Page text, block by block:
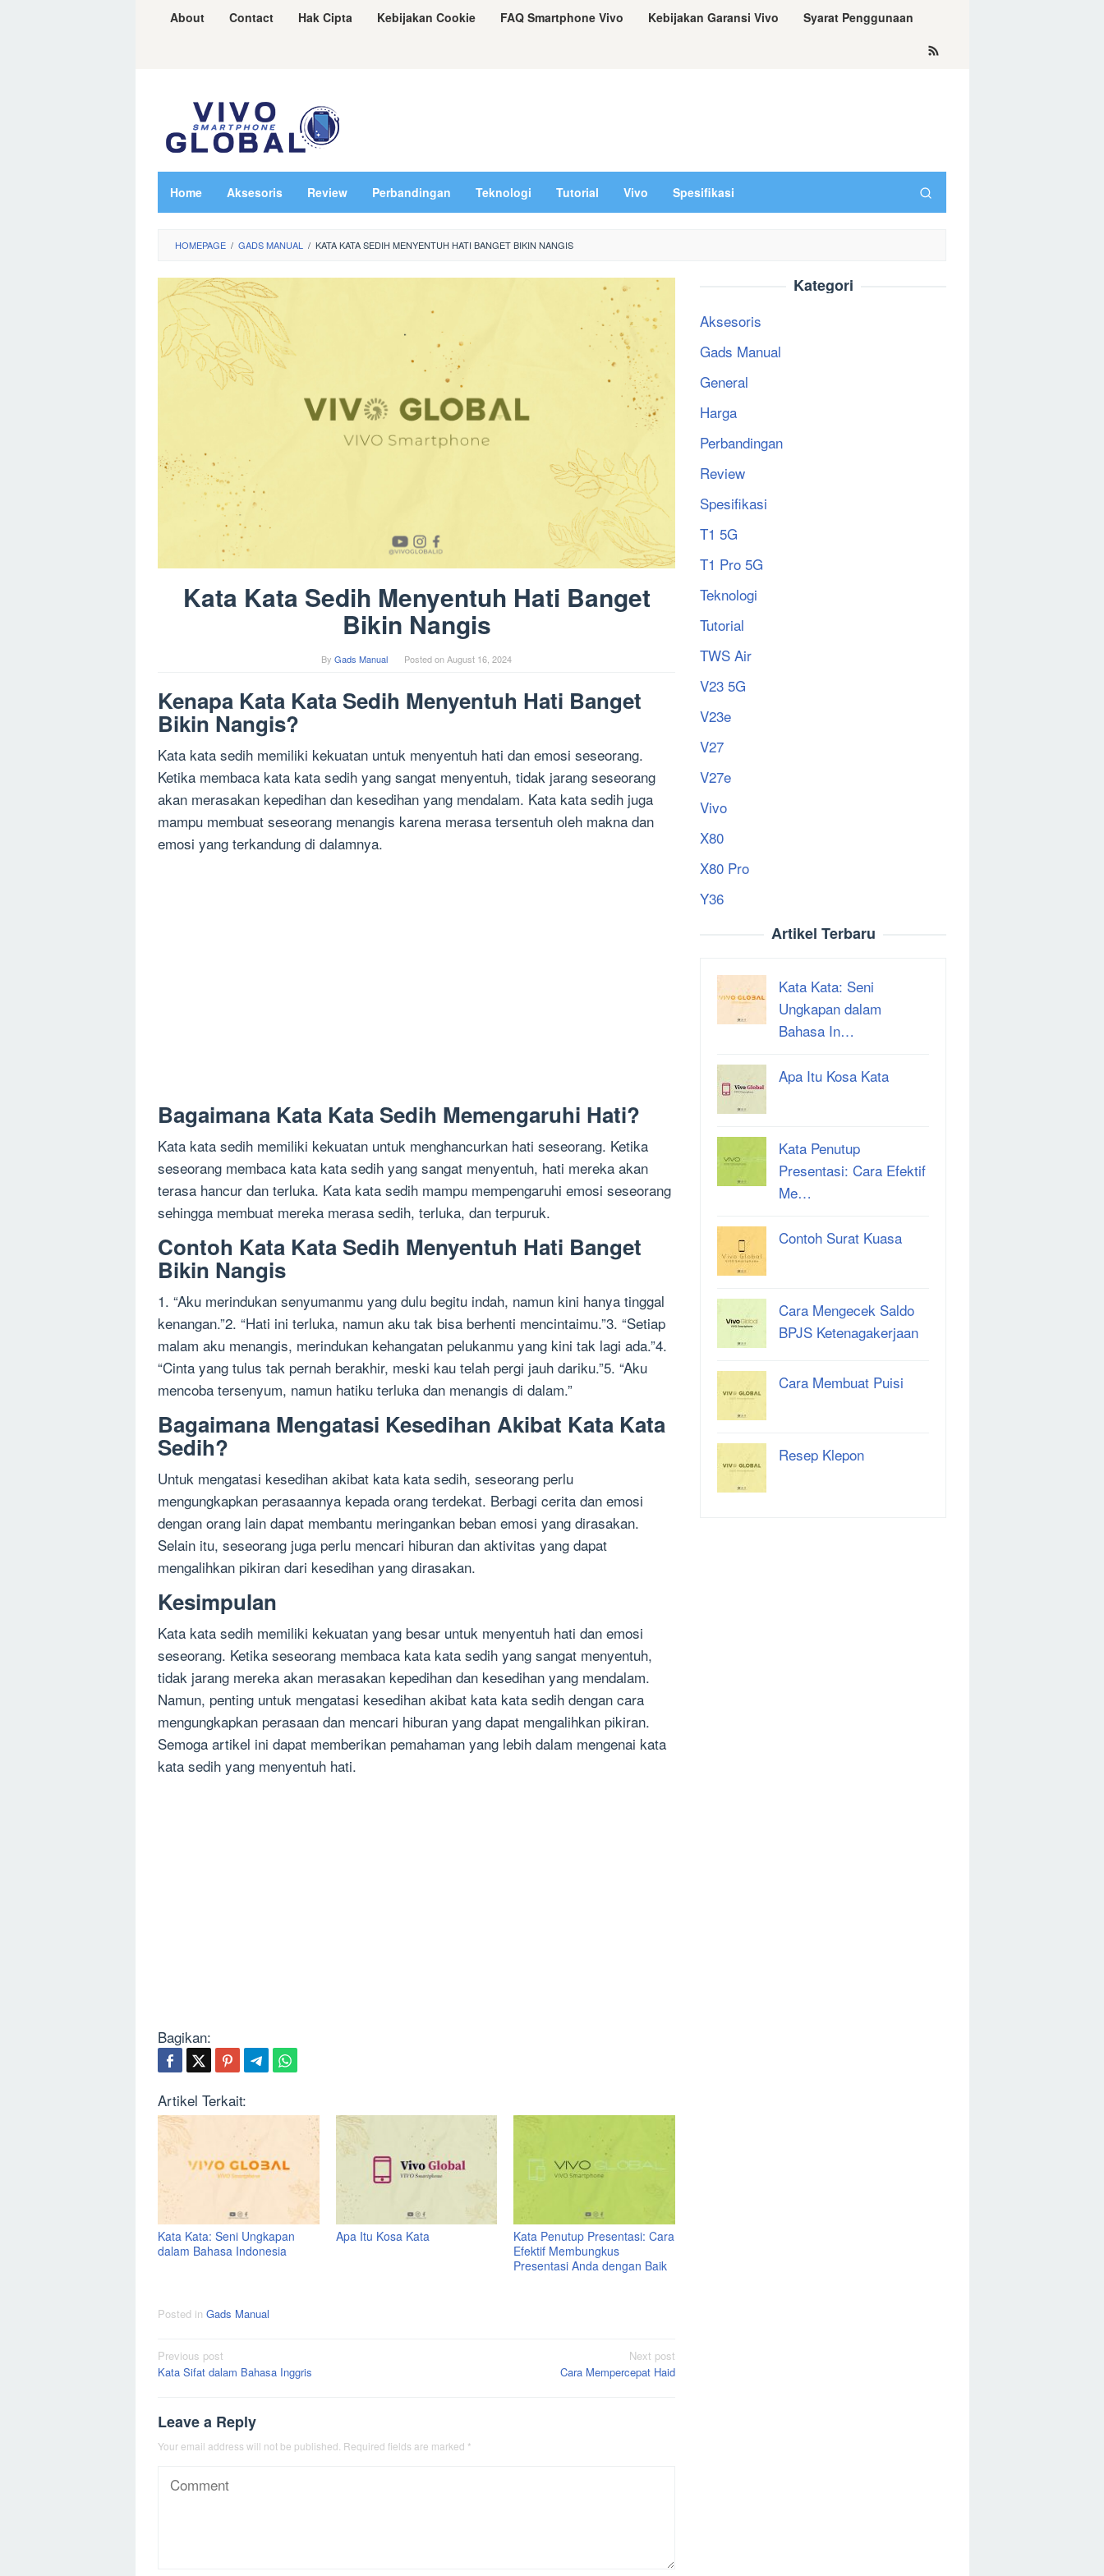
About Contact Hak Cipta Kebijakan Cookie FAQ Smartphone Vivo Kebijakan Garansi Vivo Syarat Penggunaan
Home Aksesoris Review Perbandingan Teknologi Tutorial Vivo Spesifikasi
HOMEPAGE / GADS MANUAL / KATA KATA SEDIH MENYENTUH HATI BANGET BIKIN NANGIS
Kata Kata Sedih Menyentuh Hati Banget
Bikin Nangis
By Gads Manual Posted onAugust 16, 2024
Kenapa Kata Kata Sedih Menyentuh Hati Banget
Bikin Nangis?
Kata kata sedih memiliki kekuatan untuk menyentuh hati dan emosi seseorang.
Ketika membaca kata kata sedih yang sangat menyentuh, tidak jarang seseorang
akan merasakan kepedihan dan kesedihan yang mendalam. Kata kata sedih juga
mampu membuat seseorang menangis karena merasa tersentuh oleh makna dan
emosi yang terkandung di dalamnya.
Bagaimana Kata Kata Sedih Memengaruhi Hati?
Kata kata sedih memiliki kekuatan untuk menghancurkan hati seseorang. Ketika
seseorang membaca kata kata sedih yang sangat menyentuh, hati mereka akan
terasa hancur dan terluka. Kata kata sedih mampu mempengaruhi emosi seseorang
sehingga membuat mereka merasa sedih, terluka, dan terpuruk.
Contoh Kata Kata Sedih Menyentuh Hati Banget
Bikin Nangis
1. “Aku merindukan senyumanmu yang dulu begitu indah, namun kini hanya tinggal
kenangan.”2. “Hati ini terluka, namun aku tak bisa berhenti mencintaimu.”3. “Setiap
malam aku menangis, merindukan kehangatan pelukanmu yang kini tak lagi ada.”4.
“Cinta yang tulus tak pernah berakhir, meski kau telah pergi jauh dariku.”5. “Aku
mencoba tersenyum, namun hatiku terluka dan menangis di dalam.”
Bagaimana Mengatasi Kesedihan Akibat Kata Kata
Sedih?
Untuk mengatasi kesedihan akibat kata kata sedih, seseorang perlu
mengungkapkan perasaannya kepada orang terdekat. Berbagi cerita dan emosi
dengan orang lain dapat membantu meringankan beban emosi yang dirasakan.
Selain itu, seseorang juga perlu mencari hiburan dan aktivitas yang dapat
mengalihkan pikiran dari kesedihan yang dirasakan.
Kesimpulan
Kata kata sedih memiliki kekuatan yang besar untuk menyentuh hati dan emosi
seseorang. Ketika seseorang membaca kata kata sedih yang sangat menyentuh,
tidak jarang mereka akan merasakan kepedihan dan kesedihan yang mendalam.
Namun, penting untuk mengatasi kesedihan akibat kata kata sedih dengan cara
mengungkapkan perasaan dan mencari hiburan yang dapat mengalihkan pikiran.
Semoga artikel ini dapat memberikan pemahaman yang lebih dalam mengenai kata
kata sedih yang menyentuh hati.
Bagikan:
Artikel Terkait:
Kata Kata: Seni Ungkapan
dalam Bahasa Indonesia
Apa Itu Kosa Kata
Kata Penutup Presentasi: Cara
Efektif Membungkus
Presentasi Anda dengan Baik
Posted in Gads Manual
Post
navigation
Previous post
Kata Sifat dalam Bahasa Inggris
Next post
Cara Mempercepat Haid
Leave a Reply
Your email address will not be published. Required fields are marked *
Kategori
Aksesoris
Gads Manual
General
Harga
Perbandingan
Review
Spesifikasi
T1 5G
T1 Pro 5G
Teknologi
Tutorial
TWS Air
V23 5G
V23e
V27
V27e
Vivo
X80
X80 Pro
Y36
Artikel Terbaru
Kata Kata: Seni
Ungkapan dalam
Bahasa In…
Apa Itu Kosa Kata
Kata Penutup
Presentasi: Cara Efektif
Me…
Contoh Surat Kuasa
Cara Mengecek Saldo
BPJS Ketenagakerjaan
Cara Membuat Puisi
Resep Klepon